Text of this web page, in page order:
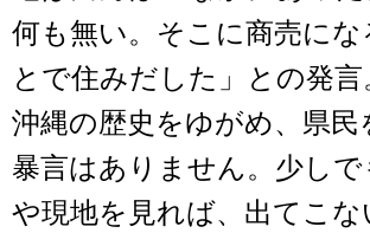
何も無い。そこに商売にな
とで住みだした」との発
沖縄の歴史をゆがめ、県民
暴言はありません。少しで
や現地を見れば、出てこな